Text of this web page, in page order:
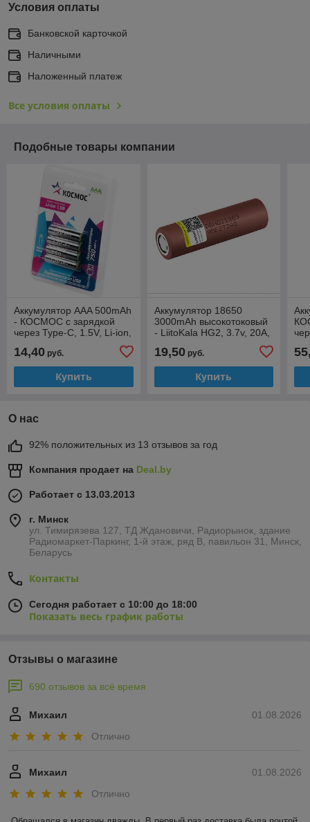
Условия оплаты
Банковской карточкой
Наличными
Наложенный платеж
Все условия оплаты
Подобные товары компании
Аккумулятор AAA 500mAh
- КОСМОС с зарядкой
через Type-C, 1.5V, Li-ion,
14,40 руб.
Купить
Аккумулятор 18650
3000mAh высокотоковый
- LiitoKala HG2, 3.7v, 20A,
19,50руб.
Купить
О нас
92% положительных из 13 отзывов за год
Компания продает на Deal.by
Работает с 13.03.2013
г. Минск
ул. Тимирязева 127, ТД Ждановичи, Радиорынок, здание
Радиомаркет-Паркинг, 1-й этаж, ряд В, павильон 31, Минск,
Беларусь
Контакты
Сегодня работает с 10:00 до 18:00
Показать весь график работы
Отзывы о магазине
690 отзывов за всё время
01.08.2026
Михаил
Отлично
01.08.2026
Михаил
Отлично